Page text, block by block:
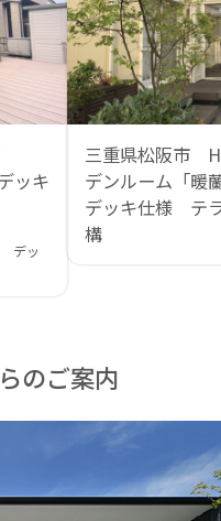
ッキ
デッ
三重県松阪市
デンルーム「暖
デッキ仕様
構
のご案内